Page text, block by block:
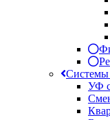
Системы
УФ